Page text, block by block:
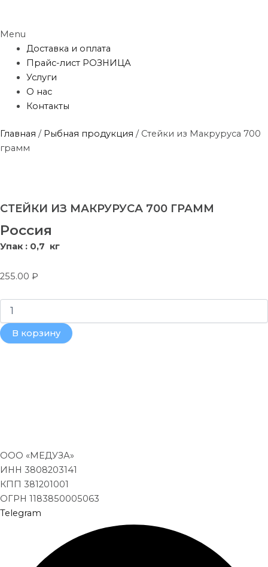
Menu
Доставка и оплата
Прайс-лист РОЗНИЦА
Услуги
О нас
Контакты
Главная / Рыбная продукция / Стейки из Макруруса 700
грамм
СТЕЙКИ ИЗ МАКРУРУСА 700 ГРАММ
Россия
Упак : 0,7 кг
255.00 ₽
В корзину
ООО «МЕДУЗА»
ИНН 3808203141
КПП 381201001
ОГРН 1183850005063
Telegram